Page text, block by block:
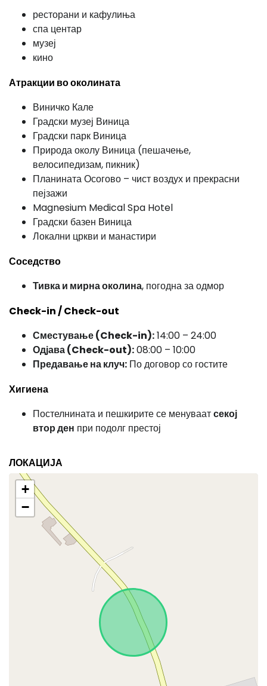
ресторани и кафулиња
спа центар
музеј
кино
Атракции во околината
Виничко Кале
Градски музеј Виница
Градски парк Виница
Природа околу Виница (пешачење,
велосипедизам, пикник)
Планината Осогово – чист воздух и прекрасни
пејзажи
Magnesium Medical Spa Hotel
Градски базен Виница
Локални цркви и манастири
Соседство
Тивка и мирна околина, погодна за одмор
Check-in / Check-out
Сместување (Check-in):14:00 – 24:00
Одјава (Check-out):08:00 – 10:00
Предавање на клуч: По договор со гостите
Хигиена
Постелнината и пешкирите се менуваатсекој
втор ден при подолг престој
ЛОКАЦИЈА
+
−